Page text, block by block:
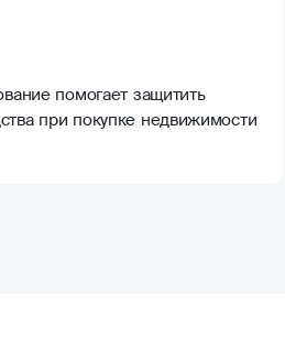
помогает защитить
при покупке недвижимости